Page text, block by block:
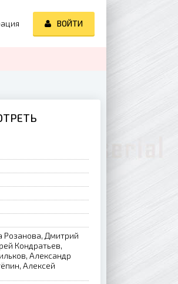
Розанова, Дмитрий
Кондратьев,
Александр
Алексей
ВОЙТИ